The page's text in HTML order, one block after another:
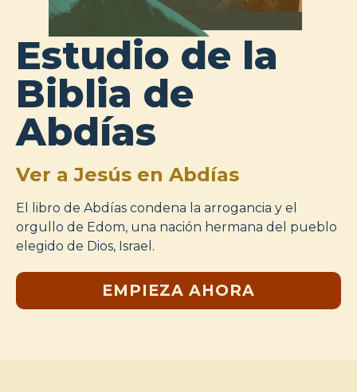
Estudio de la
Biblia de
Abdías
Ver a Jesús en Abdías
El libro de Abdías condena la arrogancia y el
orgullo de Edom, una nación hermana del pueblo
elegido de Dios, Israel.
EMPIEZA AHORA